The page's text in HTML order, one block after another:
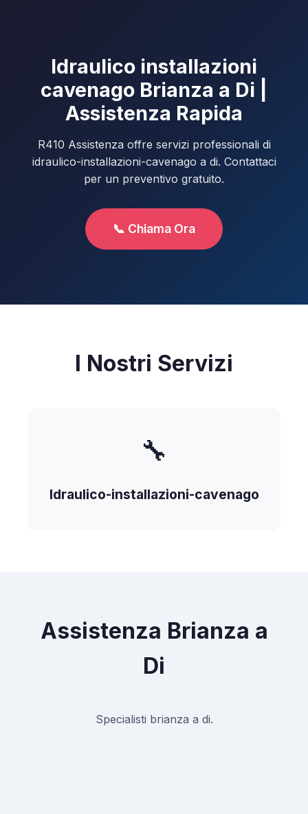
Idraulico installazioni
cavenago Brianza a Di |
Assistenza Rapida
R410 Assistenza offre servizi professionali di
idraulico-installazioni-cavenago a di. Contattaci
per un preventivo gratuito.
📞 Chiama Ora
I Nostri Servizi
🔧
Idraulico-installazioni-cavenago
Assistenza Brianza a
Di
Specialisti brianza a di.